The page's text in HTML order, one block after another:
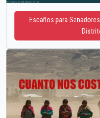
Escaños para